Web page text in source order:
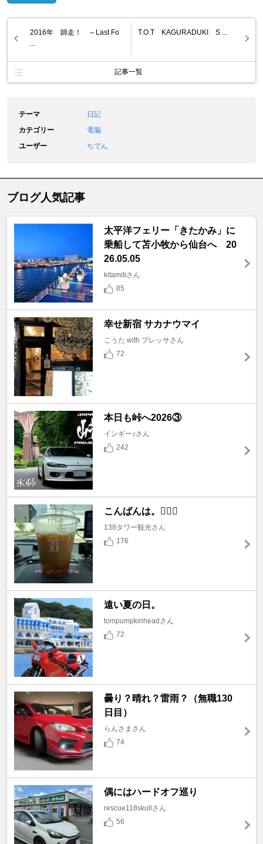
2016年 師走！ ～Last Fo
...
T.O.T KAGURADUKI S ...
記事一覧
テーマ
日記
カテゴリー
電脳
ユーザー
ちでん
ブログ人気記事
太平洋フェリー「きたかみ」に
乗船して苫小牧から仙台へ 20
26.05.05
kitamitiさん
85
幸せ新宿 サカナウマイ
こうた with プレッサさん
72
本日も峠へ2026③
インギー♪さん
242
こんばんは。🙇🏼‍♂️
138タワー観光さん
176
遠い夏の日。
tompumpkinheadさん
72
曇り？晴れ？雷雨？（無職130
日目）
らんさまさん
74
偶にはハードオフ巡り
rescue118skullさん
56